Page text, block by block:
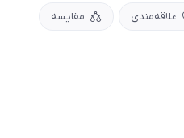
علاقه‌مندی مقایسه